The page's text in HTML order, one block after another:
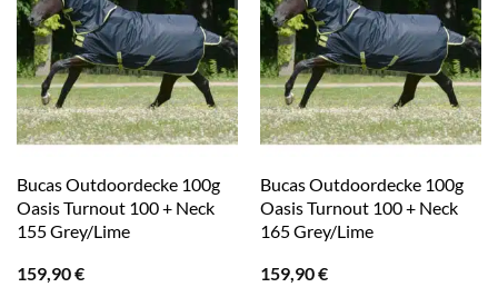
Bucas Outdoordecke 100g
Oasis Turnout 100 + Neck
155 Grey/Lime
159,90€
Bucas Outdoordecke 100g
Oasis Turnout 100 + Neck
165 Grey/Lime
159,90€